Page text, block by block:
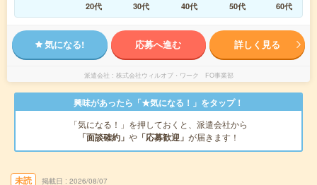
20代
30代 40代 50代 60代
気になる! 応募へ進む 詳しく見る
派遣会社 株式会社ウィルオブ・ワーク FO事業部
興味があったら「★気になる！」をタップ！
「気になる！」を押しておくと、派遣会社から
「面談確約」 や 「応募歓迎」 が届きます！
未読 掲載日 2026/08/07